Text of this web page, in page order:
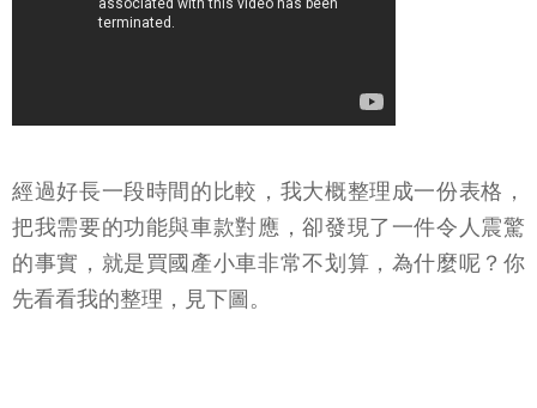
經過好長一段時間的比較，我大概整理成一份表格，
把我需要的功能與車款對應，卻發現了一件令人震驚
的事實，就是買國產小車非常不划算，為什麼呢？你
先看看我的整理，見下圖。